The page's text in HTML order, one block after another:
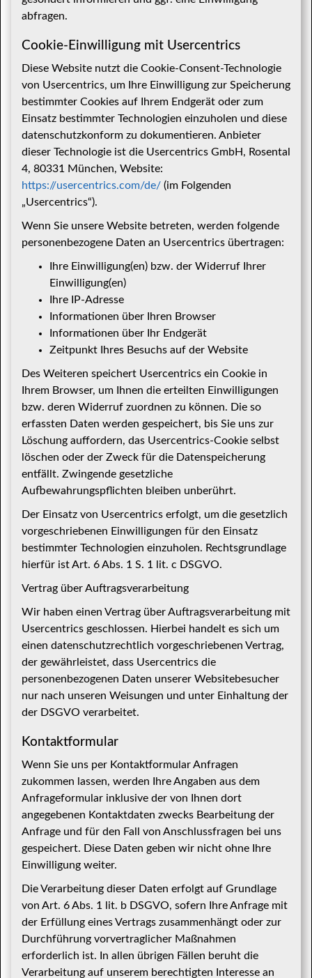
abfragen.
Cookie-Einwilligung mit Usercentrics
Diese Website nutzt die Cookie-Consent-Technologie
von Usercentrics, um Ihre Einwilligung zur Speicherung
bestimmter Cookies auf Ihrem Endgerät oder zum
Einsatz bestimmter Technologien einzuholen und diese
datenschutzkonform zu dokumentieren. Anbieter
dieser Technologie ist die Usercentrics GmbH, Rosental
4, 80331 München, Website:
https://usercentrics.com/de/ (im Folgenden
„Usercentrics“).
Wenn Sie unsere Website betreten, werden folgende
personenbezogene Daten an Usercentrics übertragen:
Ihre Einwilligung(en) bzw. der Widerruf Ihrer
Einwilligung(en)
Ihre IP-Adresse
Informationen über Ihren Browser
Informationen über Ihr Endgerät
Zeitpunkt Ihres Besuchs auf der Website
Des Weiteren speichert Usercentrics ein Cookie in
Ihrem Browser, um Ihnen die erteilten Einwilligungen
bzw. deren Widerruf zuordnen zu können. Die so
erfassten Daten werden gespeichert, bis Sie uns zur
Löschung auffordern, das Usercentrics-Cookie selbst
löschen oder der Zweck für die Datenspeicherung
entfällt. Zwingende gesetzliche
Aufbewahrungspflichten bleiben unberührt.
Der Einsatz von Usercentrics erfolgt, um die gesetzlich
vorgeschriebenen Einwilligungen für den Einsatz
bestimmter Technologien einzuholen. Rechtsgrundlage
hierfür ist Art. 6 Abs. 1 S. 1 lit. c DSGVO.
Vertrag über Auftragsverarbeitung
Wir haben einen Vertrag über Auftragsverarbeitung mit
Usercentrics geschlossen. Hierbei handelt es sich um
einen datenschutzrechtlich vorgeschriebenen Vertrag,
der gewährleistet, dass Usercentrics die
personenbezogenen Daten unserer Websitebesucher
nur nach unseren Weisungen und unter Einhaltung der
der DSGVO verarbeitet.
Kontaktformular
Wenn Sie uns per Kontaktformular Anfragen
zukommen lassen, werden Ihre Angaben aus dem
Anfrageformular inklusive der von Ihnen dort
angegebenen Kontaktdaten zwecks Bearbeitung der
Anfrage und für den Fall von Anschlussfragen bei uns
gespeichert. Diese Daten geben wir nicht ohne Ihre
Einwilligung weiter.
Die Verarbeitung dieser Daten erfolgt auf Grundlage
von Art. 6 Abs. 1 lit. b DSGVO, sofern Ihre Anfrage mit
der Erfüllung eines Vertrags zusammenhängt oder zur
Durchführung vorvertraglicher Maßnahmen
erforderlich ist. In allen übrigen Fällen beruht die
Verarbeitung auf unserem berechtigten Interesse an